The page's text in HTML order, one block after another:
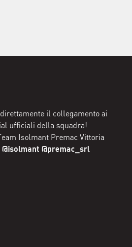
il collegamento ai
ufficiali della squadra!
Isolmant Premac Vittoria
@premac_srl